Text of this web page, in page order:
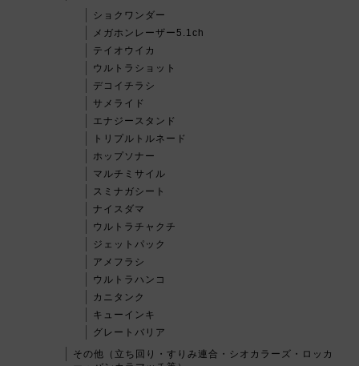
ショクワンダー
メガホンレーザー5.1ch
テイオウイカ
ウルトラショット
デコイチラシ
サメライド
エナジースタンド
トリプルトルネード
ホップソナー
マルチミサイル
スミナガシート
ナイスダマ
ウルトラチャクチ
ジェットパック
アメフラシ
ウルトラハンコ
カニタンク
キューインキ
グレートバリア
その他（立ち回り・すりみ連合・シオカラーズ・ロッカ